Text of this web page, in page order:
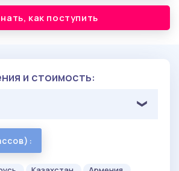
как поступить
и стоимость: